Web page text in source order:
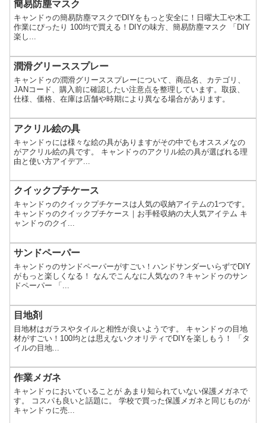
簡易防塵マスク
キャンドゥの簡易防塵マスクでDIYをもっと安全に！日曜大工や木工
作業にぴったり 100均で買える！DIYの味方、簡易防塵マスク 「DIY
楽し...
潤滑グリーススプレー
キャンドゥの潤滑グリーススプレーについて、商品名、カテゴリ、
JANコード、購入前に確認したい注意点を整理しています。取扱、
仕様、価格、在庫は店舗や時期により異なる場合があります。
アクリル絵の具
キャンドゥには様々な絵の具がありますがその中でもオススメなの
がアクリル絵の具です。 キャンドゥのアクリル絵の具が選ばれる理
由と使い方アイデア...
クイックプチケース
キャンドゥのクイックプチケースは人気の収納アイテムの1つです。
キャンドゥのクイックプチケース｜お手軽収納の大人気アイテム キ
ャンドゥのクイ...
サンドペーパー
キャンドゥのサンドペーパーがすごい！ハンドサンダーいらずでDIY
がもっと楽しくなる！ なんでこんなに人気なの？キャンドゥのサン
ドペーパー 「...
目地剤
目地材はガラスやタイルと相性が良いようです。 キャンドゥの目地
材がすごい！100均とは思えないクオリティでDIYを楽しもう！ 「タ
イルの目地...
作業メガネ
キャンドゥにおいていることが あまり知られていない保護メガネで
す。 コスパも良いと話題に。 学校で買った保護メガネと同じものが
キャンドゥに売...